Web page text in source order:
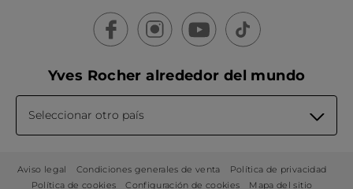
Yves Rocher alrededor del mundo
Seleccionar otro país
Aviso legal Condiciones generales de venta
Política de privacidad
Política de cookies
Configuración de cookies Mapa del sitio